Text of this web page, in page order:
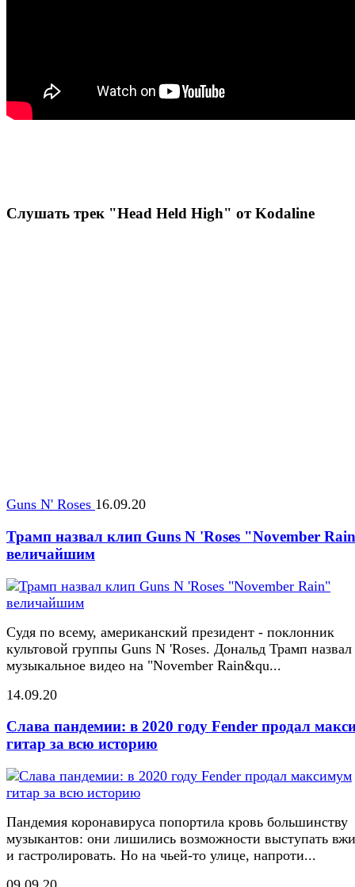
Слушать трек "Head Held High" от Kodaline
Guns N' Roses 16.09.20
Трамп назвал клип Guns N 'Roses "November
величайшим
Судя по всему, американский президент - поклонник
культовой группы Guns N 'Roses. Дональд Трамп назвал
музыкальное видео на "November Rain&qu...
14.09.20
Слава пандемии: в 2020 году Fender продал
гитар за всю историю
Пандемия коронавируса попортила кровь большинству
музыкантов: они лишились возможности выступать
и гастролировать. Но на чьей-то улице, напроти...